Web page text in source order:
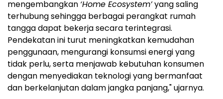
mengembangkan ‘Home Ecosystem’yang saling
terhubung sehingga berbagai perangkat rumah
tangga dapat bekerja secara terintegrasi.
Pendekatan ini turut meningkatkan kemudahan
penggunaan, mengurangi konsumsi energi yang
tidak perlu, serta menjawab kebutuhan konsumen
dengan menyediakan teknologi yang bermanfaat
dan berkelanjutan dalam jangka panjang," ujarnya.